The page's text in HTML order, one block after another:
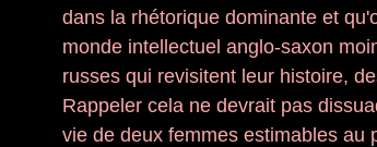
dans la rhétorique dominante et
monde intellectuel anglo-saxon
russes qui revisitent leur histoire,
Rappeler cela ne devrait pas
vie de deux femmes estimables au